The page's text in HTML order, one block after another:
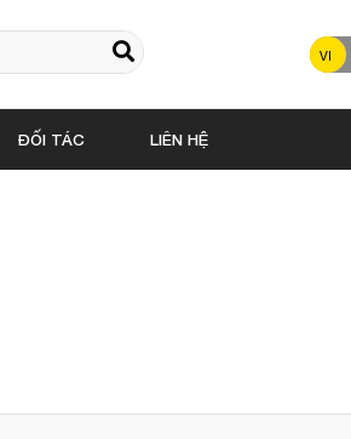
VI
ĐỐI TÁC LIÊN HỆ